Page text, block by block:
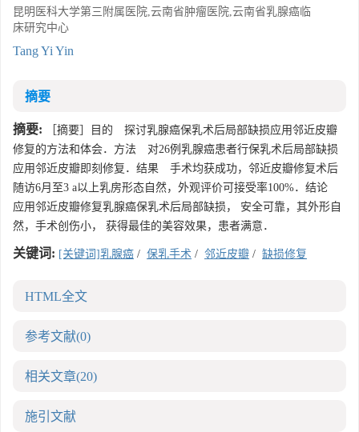
昆明医科大学第三附属医院,云南省肿瘤医院,云南省乳腺癌临
床研究中心
Tang Yi Yin
摘要
摘要: ［摘要］目的 探讨乳腺癌保乳术后局部缺损应用邻近皮瓣
修复的方法和体会．方法 对26例乳腺癌患者行保乳术后局部缺损
应用邻近皮瓣即刻修复．结果 手术均获成功，邻近皮瓣修复术后
随访6月至3 a以上乳房形态自然，外观评价可接受率100%．结论
应用邻近皮瓣修复乳腺癌保乳术后局部缺损， 安全可靠，其外形自
然，手术创伤小， 获得最佳的美容效果，患者满意．
关键词: [关键词]乳腺癌 / 保乳手术 / 邻近皮瓣 / 缺损修复
HTML全文
参考文献(0)
相关文章(20)
施引文献